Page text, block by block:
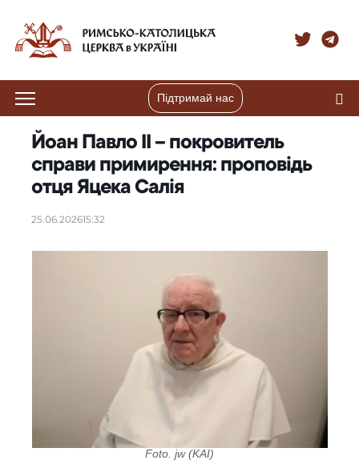
Підтримай нас
Йоан Павло ІІ – покровитель
справи примирення: проповідь
отця Яцека Салія
25.06.202615:32
Foto. jw (KAI)